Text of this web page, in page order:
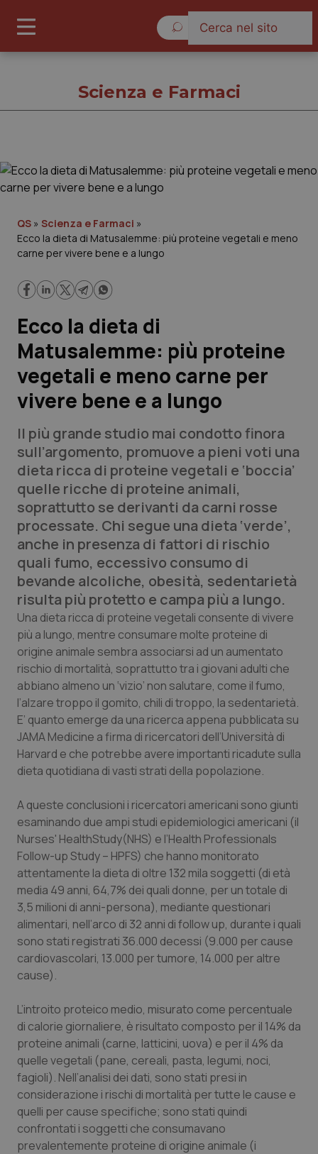
Governo e Parlamento
Regioni e Asl
Lavoro e Professioni
Scienza e Farmaci
Studi e Analisi
Lettere al direttore
Edizioni Regionali
QS Pro
Professionisti Sanitari.AI
Abruzzo
Basilicata
Calabria
Campania
Emilia-Romagna
Friuli Venezia Giulia
Liguria
Lombardia
Marche
Molise
Piemonte
Provincia Autonoma di Bolzano
Provincia Autonoma di Trento
Puglia
Sardegna
QS Pro Gold
Artrite & artrosi
Asma & BPCO
Car-T
Colesterolo & coronaropatie
Dermatite Atopica
Disturbi dell’umore
Dolore
Donna & Salute
Epatiti
HIV
Infezioni & Febbre
Ipertensione & Scompenso
Malattie rare
Malattia di Crohn & Rettocolite Ulcerosa
QS Club Newsletter
Scienza e Farmaci
QS » Scienza e Farmaci »
Ecco la dieta di Matusalemme: più proteine vegetali e meno
carne per vivere bene e a lungo
Ecco la dieta di
Matusalemme: più proteine
vegetali e meno carne per
vivere bene e a lungo
Il più grande studio mai condotto finora
sull’argomento, promuove a pieni voti una
dieta ricca di proteine vegetali e ‘boccia’
quelle ricche di proteine animali,
soprattutto se derivanti da carni rosse
processate. Chi segue una dieta ‘verde’,
anche in presenza di fattori di rischio
quali fumo, eccessivo consumo di
bevande alcoliche, obesità, sedentarietà
risulta più protetto e campa più a lungo.
Una dieta ricca di proteine vegetali consente di vivere
più a lungo, mentre consumare molte proteine di
origine animale sembra associarsi ad un aumentato
rischio di mortalità, soprattutto tra i giovani adulti che
abbiano almeno un ‘vizio’ non salutare, come il fumo,
l’alzare troppo il gomito, chili di troppo, la sedentarietà.
E’ quanto emerge da una ricerca appena pubblicata su
JAMA Medicine a firma di ricercatori dell’Università di
Harvard e che potrebbe avere importanti ricadute sulla
dieta quotidiana di vasti strati della popolazione.
A queste conclusioni i ricercatori americani sono giunti
esaminando due ampi studi epidemiologici americani (il
Nurses' HealthStudy(NHS) e l’Health Professionals
Follow-up Study– HPFS) che hanno monitorato
attentamente la dieta di oltre 132 mila soggetti (di età
media 49 anni, 64,7% dei quali donne, per un totale di
3,5 milioni di anni-persona), mediante questionari
alimentari, nell’arco di 32 anni difollow up, durante i quali
sono stati registrati 36.000 decessi (9.000 per cause
cardiovascolari, 13.000 per tumore, 14.000 per altre
cause).
L’introito proteico medio, misurato come percentuale
di calorie giornaliere, è risultato composto per il 14% da
proteine animali (carne, latticini, uova) e per il 4% da
quelle vegetali (pane, cereali, pasta, legumi, noci,
fagioli). Nell’analisi dei dati, sono stati presi in
considerazione i rischi di mortalità per tutte le cause e
quelli per cause specifiche; sono stati quindi
confrontati i soggetti che consumavano
prevalentemente proteine di origine animale (i